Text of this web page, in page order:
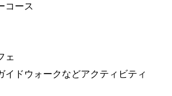
コース
ェ
ドウォークなどアクティビティ